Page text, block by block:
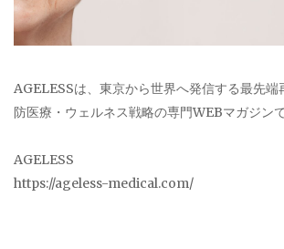
AGELESSは、東京から世界へ発信する最先端
防医療・ウェルネス戦略の専門WEBマガジンで
AGELESS
https://ageless-medical.com/